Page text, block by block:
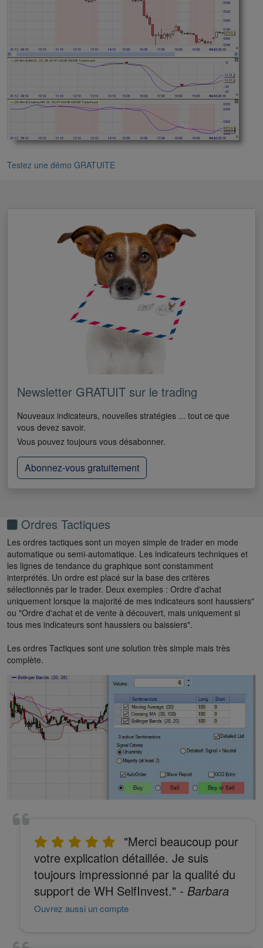
Testez une démo GRATUITE
Newsletter GRATUIT sur le trading
Nouveaux indicateurs, nouvelles stratégies ... tout ce que
vous devez savoir.
Vous pouvez toujours vous désabonner.
Abonnez-vous gratuitement
Ordres Tactiques
Les ordres tactiques sont un moyen simple de trader en mode
automatique ou semi-automatique. Les indicateurs techniques et
les lignes de tendance du graphique sont constamment
interprétés. Un ordre est placé sur la base des critères
sélectionnés par le trader. Deux exemples : Ordre d'achat
uniquement lorsque la majorité de mes indicateurs sont haussiers"
ou "Ordre d'achat et de vente à découvert, mais uniquement si
tous mes indicateurs sont haussiers ou baissiers".
Les ordres Tactiques sont une solution très simple mais très
complète.
"Merci beaucoup pour
votre explication détaillée. Je suis
toujours impressionné par la qualité du
support de WH SelfInvest." - Barbara
Ouvrez aussi un compte